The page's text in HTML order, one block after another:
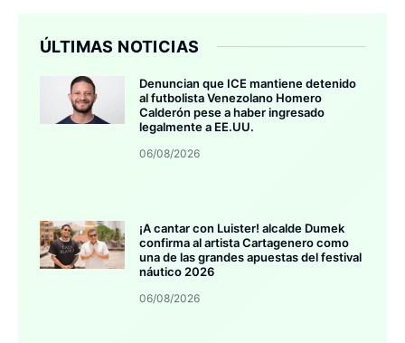
ÚLTIMAS NOTICIAS
Denuncian que ICE mantiene detenido
al futbolista Venezolano Homero
Calderón pese a haber ingresado
legalmente a EE.UU.
06/08/2026
¡A cantar con Luister! alcalde Dumek
confirma al artista Cartagenero como
una de las grandes apuestas del festival
náutico 2026
06/08/2026